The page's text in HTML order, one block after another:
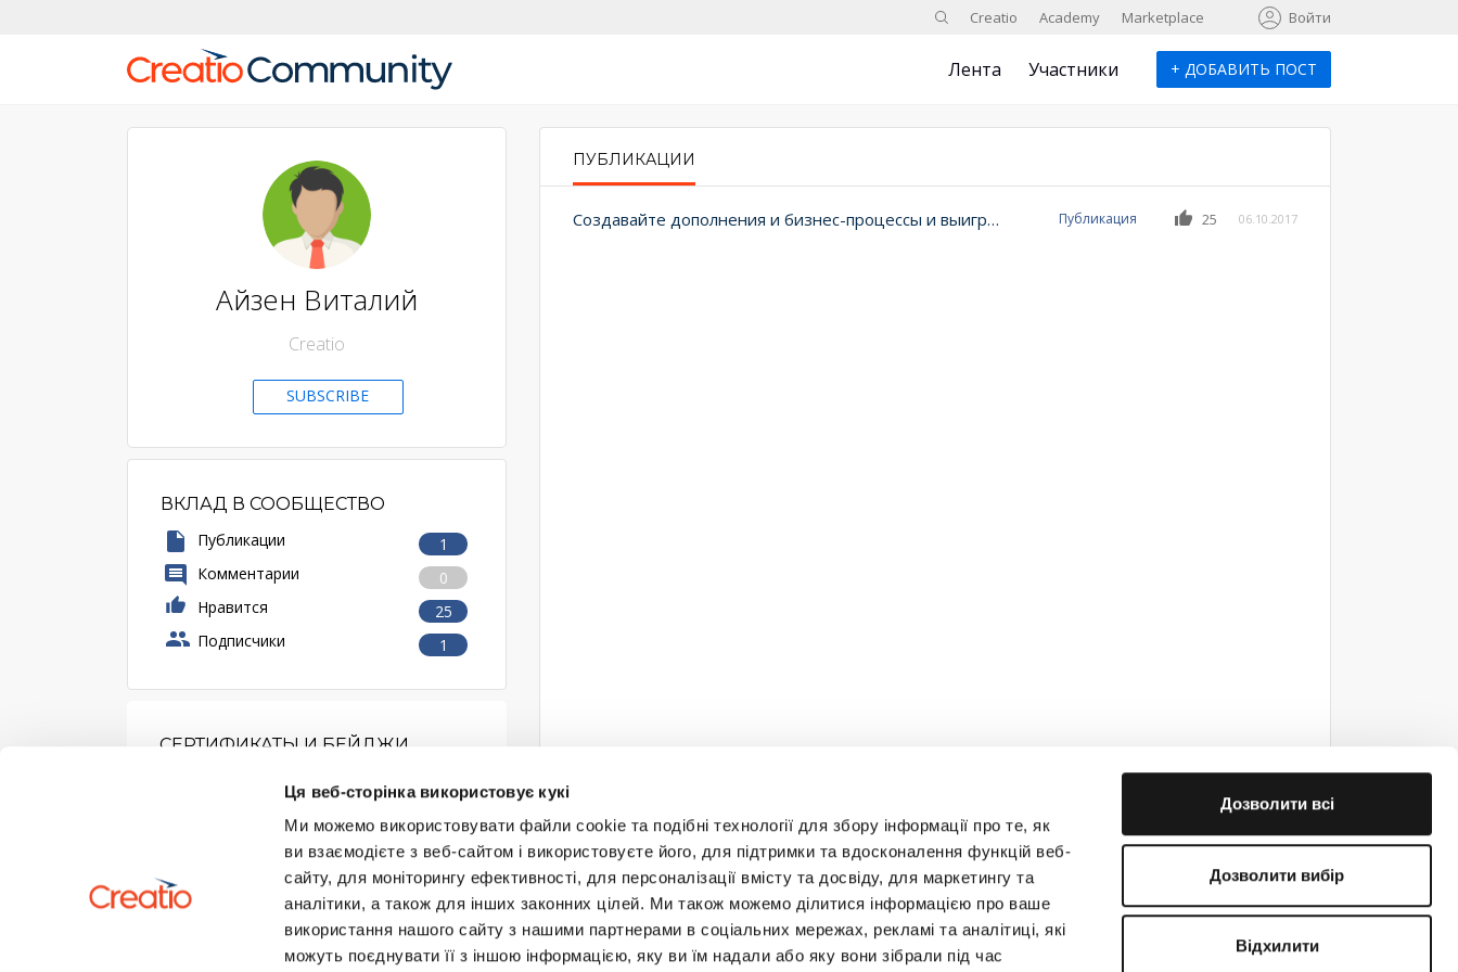
Ця веб-сторінка використовує кукі
Ми можемо використовувати файли cookie та подібні технології для збору інформації про те, як
ви взаємодієте з веб-сайтом і використовуєте його, для підтримки та вдосконалення функцій веб-
сайту, для моніторингу ефективності, для персоналізації вмісту та досвіду, для маркетингу та
аналітики, а також для інших законних цілей. Ми також можемо ділитися інформацією про ваше
використання нашого сайту з нашими партнерами в соціальних мережах, рекламі та аналітиці, які
можуть поєднувати її з іншою інформацією, яку ви їм надали або яку вони зібрали під час
Дозволити всі
Дозволити вибір
Відхилити
ПоискCreatio Academy Marketplace Войти
Лента Участники + ДОБАВИТЬ ПОСТ
PRIMARY TABS
ПУБЛИКАЦИИ
Cоздавайте дополнения и бизнес-процессы и выигрывайте iPhone Публикация 25 06.10.2017
Айзен Виталий
Creatio
SUBSCRIBE
ВКЛАД В СООБЩЕСТВО
Публикации
1
Комментарии
0
Нравится
25
Подписчики
1
СЕРТИФИКАТЫ И БЕЙДЖИ
Будьте на связи!